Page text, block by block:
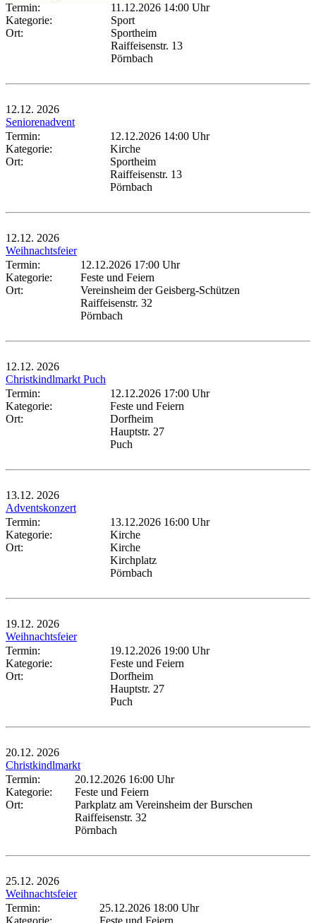
Termin:
11.12.2026 14:00 Uhr
Kategorie:
Sport
Ort:
Sportheim
Raiffeisenstr. 13
Pörnbach
12.12. 2026
Seniorenadvent
Termin:
12.12.2026 14:00 Uhr
Kategorie:
Kirche
Ort:
Sportheim
Raiffeisenstr. 13
Pörnbach
12.12. 2026
Weihnachtsfeier
Termin:
12.12.2026 17:00 Uhr
Kategorie:
Feste und Feiern
Ort:
Vereinsheim der Geisberg-Schützen
Raiffeisenstr. 32
Pörnbach
12.12. 2026
Christkindlmarkt Puch
Termin:
12.12.2026 17:00 Uhr
Kategorie:
Feste und Feiern
Ort:
Dorfheim
Hauptstr. 27
Puch
13.12. 2026
Adventskonzert
Termin:
13.12.2026 16:00 Uhr
Kategorie:
Kirche
Ort:
Kirche
Kirchplatz
Pörnbach
19.12. 2026
Weihnachtsfeier
Termin:
19.12.2026 19:00 Uhr
Kategorie:
Feste und Feiern
Ort:
Dorfheim
Hauptstr. 27
Puch
20.12. 2026
Christkindlmarkt
Termin:
20.12.2026 16:00 Uhr
Kategorie:
Feste und Feiern
Ort:
Parkplatz am Vereinsheim der Burschen
Raiffeisenstr. 32
Pörnbach
25.12. 2026
Weihnachtsfeier
Termin:
25.12.2026 18:00 Uhr
Kategorie:
Feste und Feiern